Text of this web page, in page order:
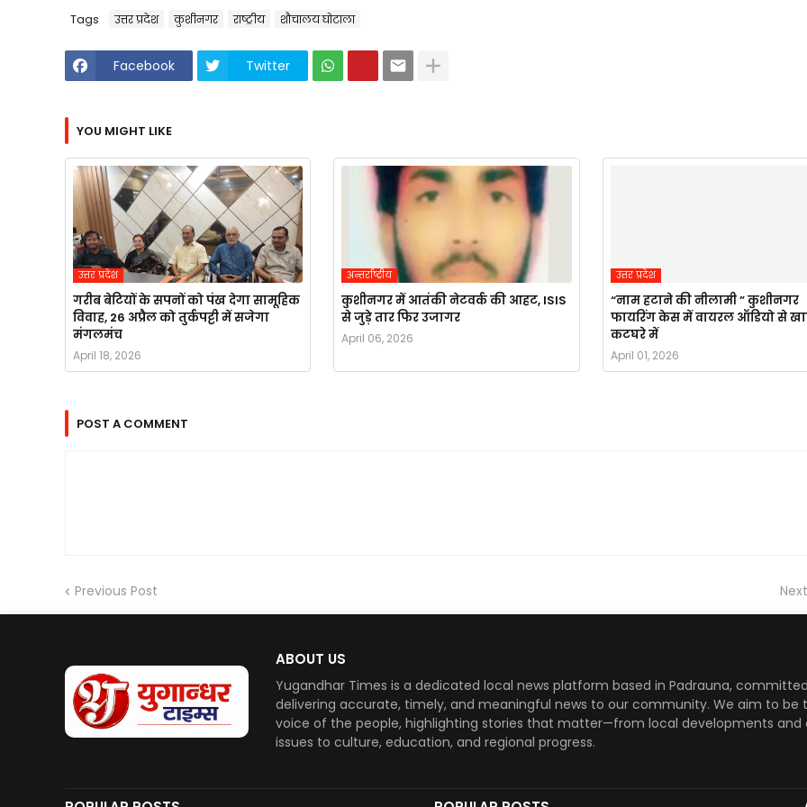
Tags उत्तर प्रदेश कुशीनगर राष्ट्रीय शौचालय घोटाला
Facebook Twitter
YOU MIGHT LIKE
उत्तर प्रदेश
गरीब बेटियों के सपनों को पंख देगा सामूहिक
विवाह, 26 अप्रैल को तुर्कपट्टी में सजेगा
मंगलमंच
April 18, 2026
अन्तर्राष्ट्रीय
कुशीनगर में आतंकी नेटवर्क की आहट, ISIS
से जुड़े तार फिर उजागर
April 06, 2026
उत्तर प्रदेश
“नाम हटाने की नीलामी ” कुशीनगर
फायरिंग केस में वायरल ऑडियो से
कटघरे में
April 01, 2026
POST A COMMENT
Previous Post
ABOUT US
Yugandhar Times is a dedicated local news platform based in Padrauna,
delivering accurate, timely, and meaningful news to our community. We aim to be
voice of the people, highlighting stories that matter—from local developments and
issues to culture, education, and regional progress.